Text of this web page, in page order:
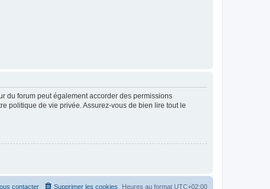
du forum peut également accorder des permissions
politique de vie privée. Assurez-vous de bien lire tout le
Heures au format UTC+02:00
Supprimer les cookies
contacter